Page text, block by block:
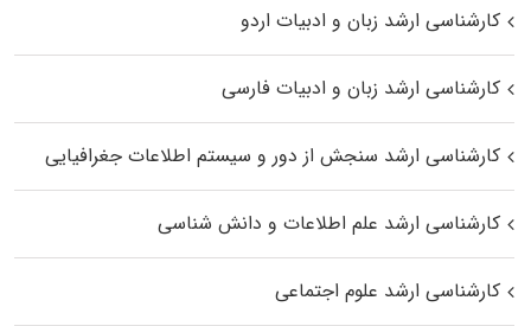
کارشناسی ارشد زبان و ادبیات اردو
کارشناسی ارشد زبان و ادبیات فارسی
کارشناسی ارشد سنجش از دور و سیستم اطلاعات جغرافیایی
کارشناسی ارشد علم اطلاعات و دانش شناسی
کارشناسی ارشد علوم اجتماعی